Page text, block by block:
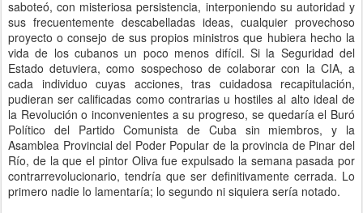
saboteó, con misteriosa persistencia, interponiendo su autoridad y
sus frecuentemente descabelladas ideas, cualquier provechoso
proyecto o consejo de sus propios ministros que hubiera hecho la
vida de los cubanos un poco menos difícil. Si la Seguridad del
Estado detuviera, como sospechoso de colaborar con la CIA, a
cada individuo cuyas acciones, tras cuidadosa recapitulación,
pudieran ser calificadas como contrarias u hostiles al alto ideal de
la Revolución o inconvenientes a su progreso, se quedaría el Buró
Político del Partido Comunista de Cuba sin miembros, y la
Asamblea Provincial del Poder Popular de la provincia de Pinar del
Río, de la que el pintor Oliva fue expulsado la semana pasada por
contrarrevolucionario, tendría que ser definitivamente cerrada. Lo
primero nadie lo lamentaría; lo segundo ni siquiera sería notado.